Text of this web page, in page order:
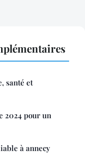
santé et
2024 pour un
à annecy